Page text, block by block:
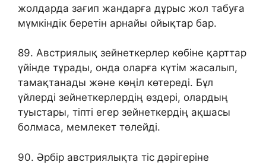
жолдарда зағип жандарға дұрыс жол табуға
мүмкіндік беретін арнайы ойықтар бар.
89. Австриялық зейнеткерлер көбіне қарттар
үйінде тұрады, онда оларға күтім жасалып,
тамақтанады және көңіл көтереді. Бұл
үйлерді зейнеткерлердің өздері, олардың
туыстары, тіпті егер зейнеткердің ақшасы
болмаса, мемлекет төлейді.
90. Әрбір австриялықта тіс дәрігеріне